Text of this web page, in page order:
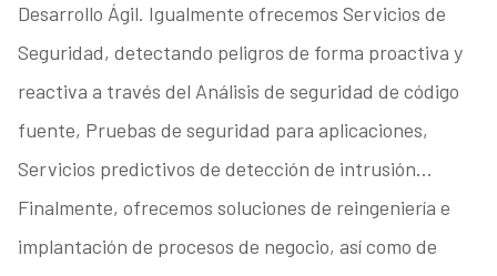
Desarrollo Ágil. Igualmente ofrecemos Servicios de
Seguridad, detectando peligros de forma proactiva y
reactiva a través del Análisis de seguridad de código
fuente, Pruebas de seguridad para aplicaciones,
Servicios predictivos de detección de intrusión…
Finalmente, ofrecemos soluciones de reingeniería e
implantación de procesos de negocio, así como de